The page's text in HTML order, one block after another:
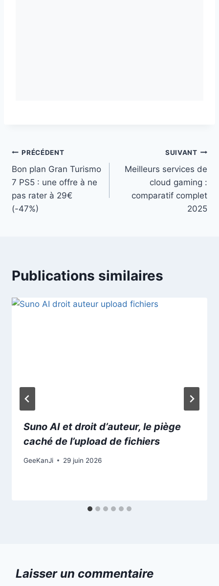
Navigation
de
l’article
PRÉCÉDENT
Bon plan Gran Turismo
7 PS5 : une offre à ne
pas rater à 29€
(-47%)
SUIVANT
Meilleurs services de
cloud gaming :
comparatif complet
2025
Publications similaires
Suno AI et droit d’auteur, le piège
caché de l’upload de fichiers
GeeKanJi 29 juin 2026
Laisser un commentaire